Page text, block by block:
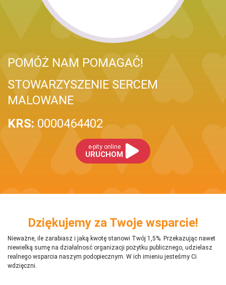
POMÓŻ NAM POMAGAĆ!
STOWARZYSZENIE SERCEM
MALOWANE
KRS: 0000464402
e-pity online
URUCHOM
Dziękujemy za Twoje wsparcie!
Nieważne, ile zarabiasz i jaką kwotę stanowi Twój 1,5%. Przekazując nawet
niewielką sumę na działalnosć organizacji pożytku publicznego, udzielasz
realnego wsparcia naszym podopiecznym. W ich imieniu jesteśmy Ci
wdzięczni.